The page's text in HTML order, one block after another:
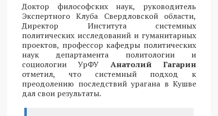
Доктор философских наук, руководитель
Экспертного Клуба Свердловской области,
Директор Института системных
политических исследований и гуманитарных
проектов, профессор кафедры политических
наук департамента политологии и
социологии УрФУ Анатолий Гагарин
отметил, что системный подход к
преодолению последствий урагана в Кушве
дал свои результаты.